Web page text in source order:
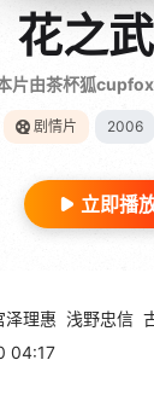
花之
片由茶杯狐
剧情片 2006
立即播
泽理惠 浅野忠信
04:17